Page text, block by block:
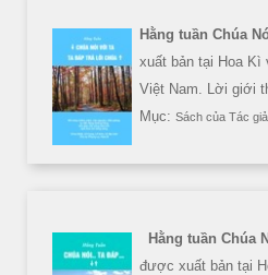
Hằng tuần Chúa
xuất bản tại Hoa Kì
Việt Nam. Lời giới
Mục: Sách của Tác
Hằng tuần Chúa
được xuất bản tại